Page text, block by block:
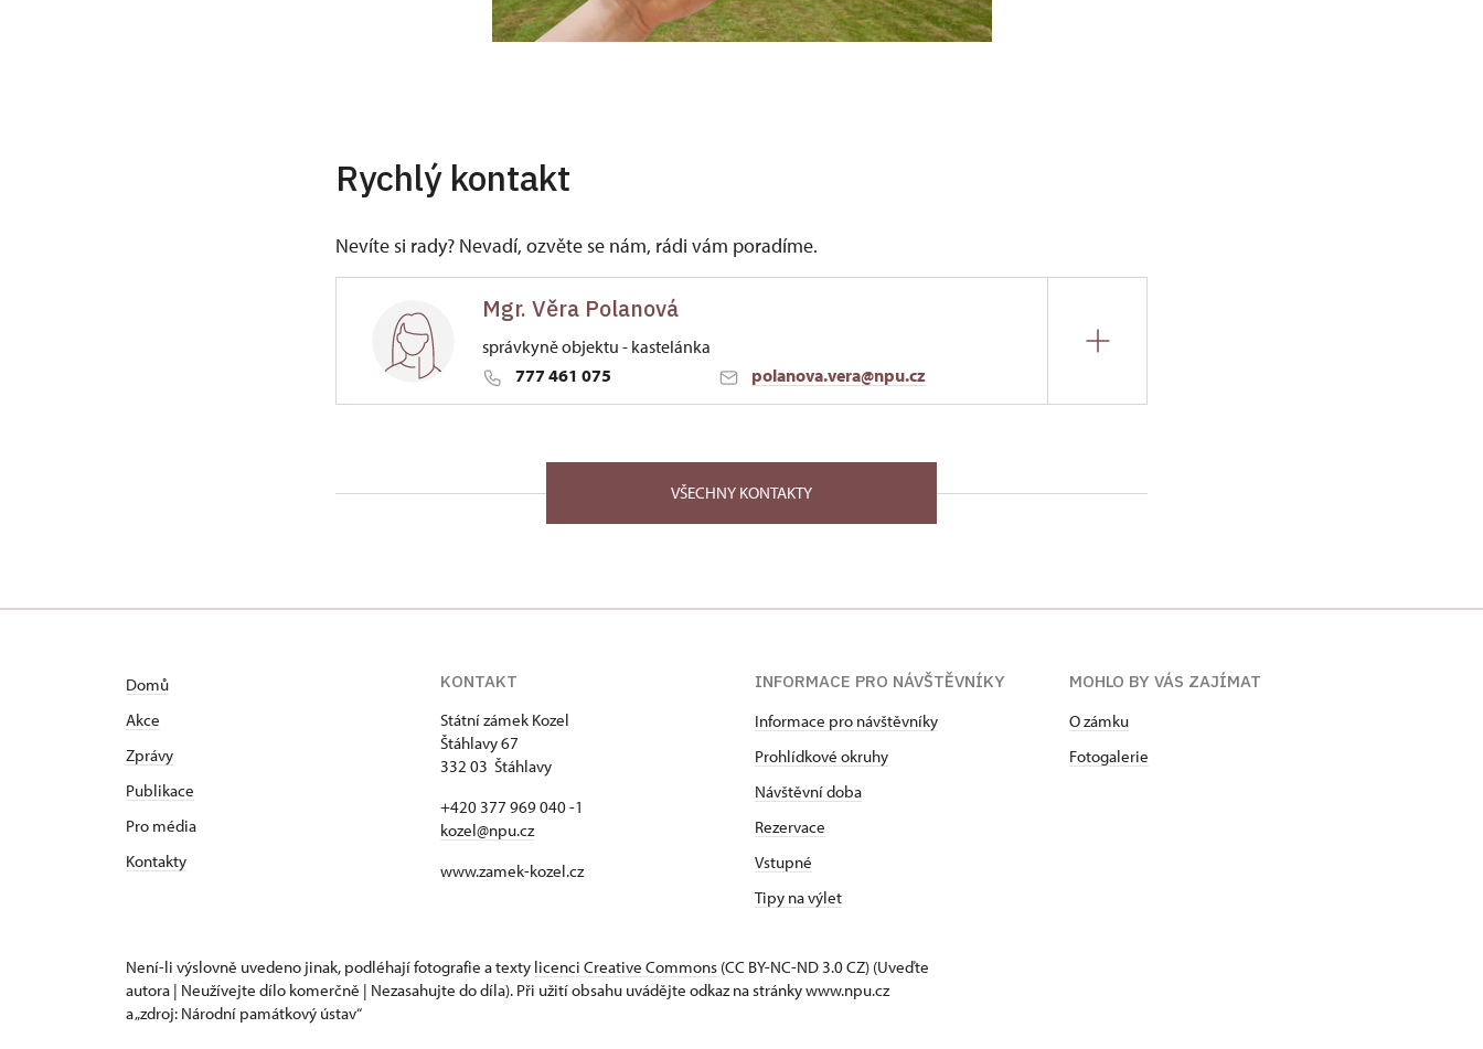
Rychlý kontakt
Nevíte si rady? Nevadí, ozvěte se nám, rádi vám poradíme.
Mgr. Věra Polanová
správkyně objektu - kastelánka
777 461 075
polanova.vera@npu.cz
67/, Štáhlavy 67 33203
VŠECHNY KONTAKTY
Domů
Akce
Zprávy
Publikace
Pro média
Kontakty
KONTAKT
Státní zámek Kozel
Štáhlavy 67
332 03 Štáhlavy
+420 377 969 040 -1
kozel@npu.cz
www.zamek-kozel.cz
INFORMACE PRO NÁVŠTĚVNÍKY
Informace pro návštěvníky
Prohlídkové okruhy
Návštěvní doba
Rezervace
Vstupné
Tipy na výlet
MOHLO BY VÁS ZAJÍMAT
O zámku
Fotogalerie
Není-li výslovně uvedeno jinak, podléhají fotografie a texty licenci Creative Commons (CC BY-NC-ND 3.0 CZ) (Uveďte
autora | Neužívejte dílo komerčně | Nezasahujte do díla). Při užití obsahu uvádějte odkaz na stránky www.npu.cz
a „zdroj: Národní památkový ústav“